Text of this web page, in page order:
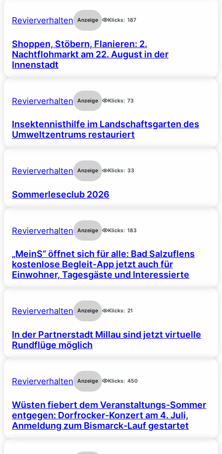
Revierverhalten Anzeige Klicks: 187
Shoppen, Stöbern, Flanieren: 2.
Nachtflohmarkt am 22. August in der
Innenstadt
Revierverhalten Anzeige Klicks: 73
Insektennisthilfe im Landschaftsgarten des
Umweltzentrums restauriert
Revierverhalten Anzeige Klicks: 33
Sommerleseclub 2026
Revierverhalten Anzeige Klicks: 183
„MeinS“ öffnet sich für alle: Bad Salzuflens
kostenlose Begleit-App jetzt auch für
Einwohner, Tagesgäste und Interessierte
Revierverhalten Anzeige Klicks: 21
In der Partnerstadt Millau sind jetzt virtuelle
Rundflüge möglich
Revierverhalten Anzeige Klicks: 450
Wüsten fiebert dem Veranstaltungs-Sommer
entgegen: Dorfrocker-Konzert am 4. Juli,
Anmeldung zum Bismarck-Lauf gestartet